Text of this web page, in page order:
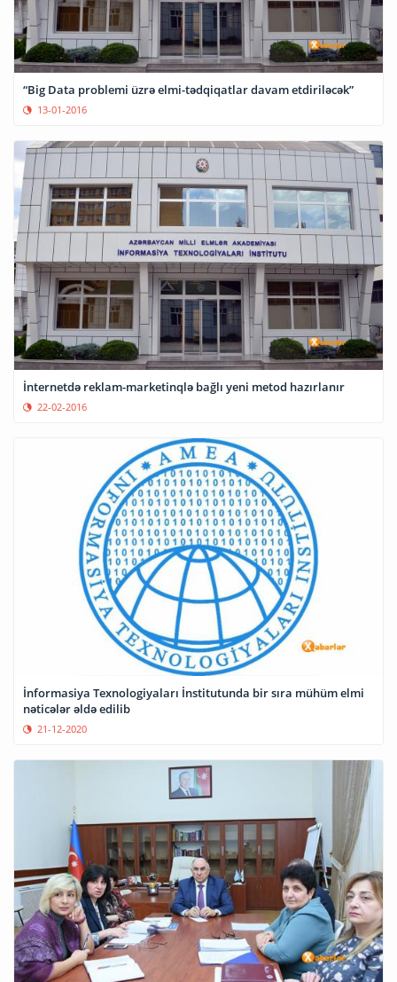
“Big Data problemi üzrə elmi-tədqiqatlar davam etdiriləcək”
13-01-2016
İnternetdə reklam-marketinqlə bağlı yeni metod hazırlanır
22-02-2016
İnformasiya Texnologiyaları İnstitutunda bir sıra mühüm elmi
nəticələr əldə edilib
21-12-2020